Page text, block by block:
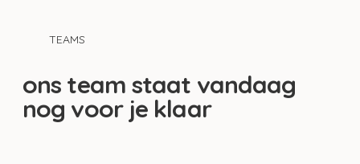
TEAMS
ons team staat vandaag
nog voor je klaar